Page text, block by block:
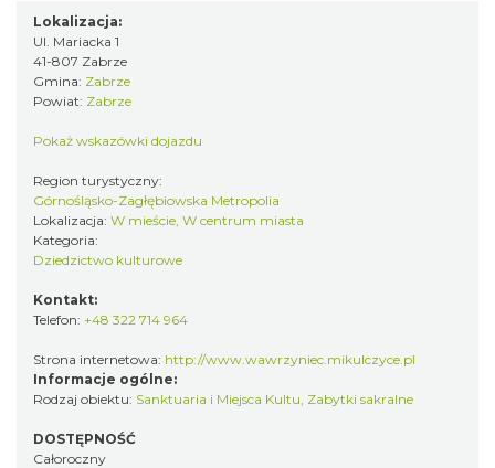
Lokalizacja:
Ul. Mariacka 1
41-807 Zabrze
Gmina: Zabrze
Powiat: Zabrze
Pokaż wskazówki dojazdu
Region turystyczny:
Górnośląsko-Zagłębiowska Metropolia
Lokalizacja: W mieście, W centrum miasta
Kategoria:
Dziedzictwo kulturowe
Kontakt:
Telefon: +48 322 714 964
Strona internetowa: http://www.wawrzyniec.mikulczyce.pl
Informacje ogólne:
Rodzaj obiektu: Sanktuaria i Miejsca Kultu, Zabytki sakralne
DOSTĘPNOŚĆ
Całoroczny